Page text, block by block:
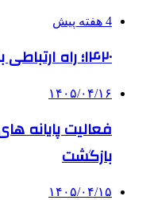
4 هفته پیش
۱۴۲۰؛ راه ارتباطی بیمه شدگان تأمین‌اجتماعی
۱۴۰۵/۰۴/۱۶
فعالیت پایانه
بازگشت
۱۴۰۵/۰۴/۱۵